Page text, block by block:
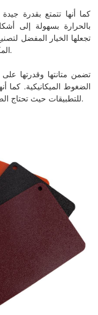
كما أنها تتمتع بقدرة
بالحرارة بسهولة إلى
تجعلها الخيار المفضل
المكونات البسيطة إلى الهندسة المعقدة.
الضغوط الميكانيكية. كما
للتطبيقات حيث تحتاج الصفيحة إلى دعم أو حمل أحمال معينة.